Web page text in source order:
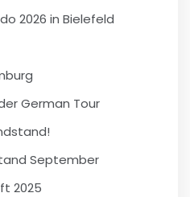
2026 in Bielefeld
German Tour
September
2025